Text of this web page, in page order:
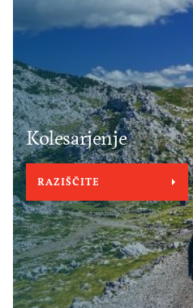
Kolesarjenje
RAZIŠČITE